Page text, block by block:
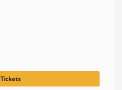
Tickets